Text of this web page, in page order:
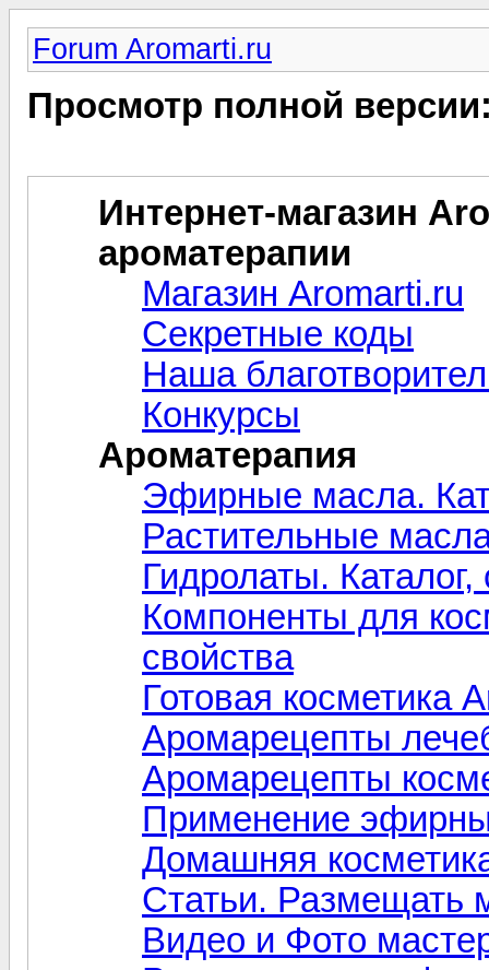
Forum Aromarti.ru
Просмотр полной
Интернет-магазин
ароматерапии
Магазин Aromarti.ru
Секретные коды
Наша
Конкурсы
Ароматерапия
Эфирные масла.
Растительные
Гидролаты.
Компоненты для
свойства
Готовая косметика
Аромарецепты
Аромарецепты
Применение
Домашняя
Статьи.
Видео и Фото